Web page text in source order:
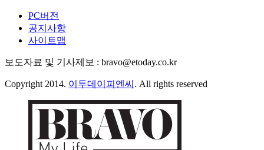
PC버전
공지사항
사이트맵
보도자료 및 기사제보 : bravo@etoday.co.kr
Copyright 2014. 이투데이피엔씨 . All rights reserved